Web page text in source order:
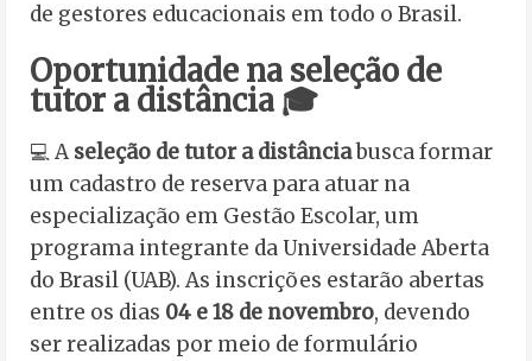
de gestores educacionais em todo o Brasil.
Oportunidade na seleção de
tutor a distância 🎓
💻 A seleção de tutor a distânciabusca formar
um cadastro de reserva para atuar na
especialização em Gestão Escolar, um
programa integrante da Universidade Aberta
do Brasil (UAB). As inscrições estarão abertas
entre os dias 04 e 18 de novembro, devendo
ser realizadas por meio de formulário